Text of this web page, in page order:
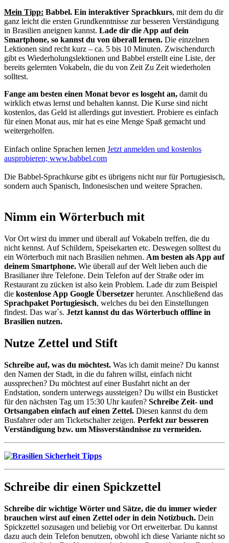
Mein Tipp: Babbel. Ein interaktiver Sprachkurs, mit dem du dir
ganz leicht die ersten Grundkenntnisse zur besseren Verständigung
in Brasilien aneignen kannst. Lade dir die App auf dein
Smartphone, so kannst du von überall lernen. Die einzelnen
Lektionen sind recht kurz – ca. 5 bis 10 Minuten. Zwischendurch
gibt es Wiederholungslektionen und Babbel erstellt eine Liste, der
bereits gelernten Vokabeln, die du von Zeit Zu Zeit wiederholen
solltest.
Fange am besten einen Monat bevor es losgeht an, damit du
wirklich etwas lernst und behalten kannst. Die Kurse sind nicht
kostenlos, das Geld ist allerdings gut investiert. Probiere es einfach
für einen Monat aus, mir hat es eine Menge Spaß gemacht und
weitergeholfen.
Einfach online Sprachen lernen Jetzt anmelden und kostenlos
ausprobieren; www.babbel.com
Die Babbel-Sprachkurse gibt es übrigens nicht nur für Portugiesisch,
sondern auch Spanisch, Indonesischen und weitere Sprachen.
Nimm ein Wörterbuch mit
Vor Ort wirst du immer und überall auf Vokabeln treffen, die du
nicht kennst. Auf Schildern, Speisekarten etc. Deswegen solltest du
ein Wörterbuch mit nach Brasilien nehmen. Am besten als App auf
deinem Smartphone. Wie überall auf der Welt lieben auch die
Brasilianer ihre Telefone. Dein Telefon auf der Straße oder im
Restaurant zu zücken ist also kein Problem. Lade dir zum Beispiel
die kostenlose App Google Übersetzer herunter. Anschließend das
Sprachpaket Portugiesisch, welches du bei den Einstellungen
findest. Das war`s. Jetzt kannst du das Wörterbuch offline in
Brasilien nutzen.
Nutze Zettel und Stift
Schreibe auf, was du möchtest. Was ich damit meine? Du kannst
den Namen der Stadt, in die du fahren willst, einfach nicht
aussprechen? Du möchtest auf einer Busfahrt nicht an der
Endstation, sondern unterwegs aussteigen? Du willst ein Busticket
für den nächsten Tag um 15:30 Uhr kaufen? Schreibe Zeit- und
Ortsangaben einfach auf einen Zettel. Diesen kannst du dem
Busfahrer oder am Ticketschalter zeigen. Perfekt zur besseren
Verständigung bzw. um Missverständnisse zu vermeiden.
Schreibe dir einen Spickzettel
Schreibe dir wichtige Wörter und Sätze, die du immer wieder
brauchen wirst auf einen Zettel oder in dein Notizbuch. Dein
Spickzettel sozusagen und beliebig vor Ort erweiterbar. Du kannst
dazu auch dein Telefon benutzen, obwohl ich diese Variante nicht so